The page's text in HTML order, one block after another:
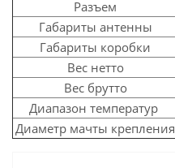
Разъем
Габариты антенны
Габариты коробки
Вес нетто
Вес брутто
Диапазон температур
Диаметр мачты крепления